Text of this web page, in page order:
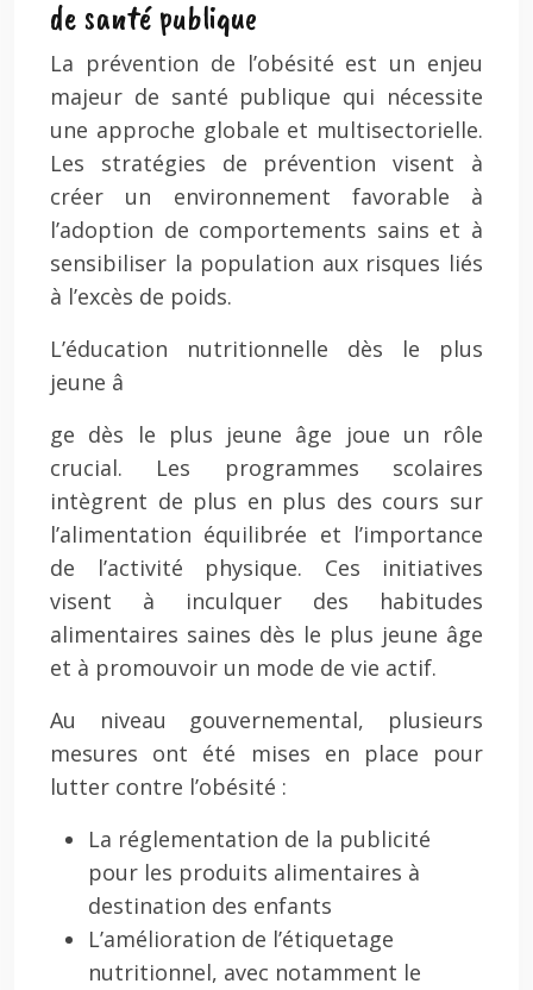
de santé publique
La prévention de l’obésité est un enjeu
majeur de santé publique qui nécessite
une approche globale et multisectorielle.
Les stratégies de prévention visent à
créer un environnement favorable à
l’adoption de comportements sains et à
sensibiliser la population aux risques liés
à l’excès de poids.
L’éducation nutritionnelle dès le plus
jeune â
ge dès le plus jeune âge joue un rôle
crucial. Les programmes scolaires
intègrent de plus en plus des cours sur
l’alimentation équilibrée et l’importance
de l’activité physique. Ces initiatives
visent à inculquer des habitudes
alimentaires saines dès le plus jeune âge
et à promouvoir un mode de vie actif.
Au niveau gouvernemental, plusieurs
mesures ont été mises en place pour
lutter contre l’obésité :
La réglementation de la publicité
pour les produits alimentaires à
destination des enfants
L’amélioration de l’étiquetage
nutritionnel, avec notamment le